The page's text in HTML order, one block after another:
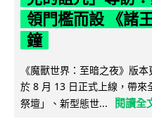
領門檻而設 《諸
鐘
《魔獸世界：至暗之夜》版
於 8 月 13 日正式上線，帶來
祭壇」、新型態世...
閱讀全